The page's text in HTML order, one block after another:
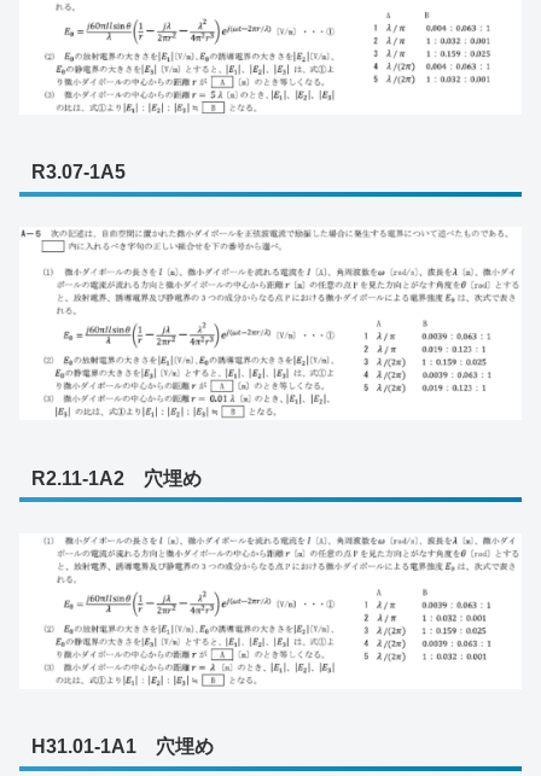
R3.07-1A5
R2.11-1A2 穴埋め
H31.01-1A1 穴埋め